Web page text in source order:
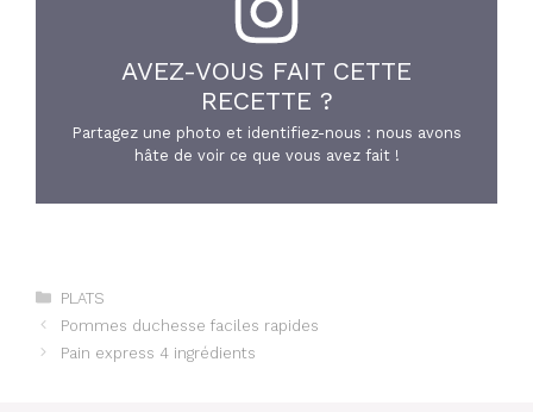
AVEZ-VOUS FAIT CETTE
RECETTE ?
Partagez une photo et identifiez-nous : nous avons
hâte de voir ce que vous avez fait !
Catégories
PLATS
Pommes duchesse faciles rapides
Pain express 4 ingrédients